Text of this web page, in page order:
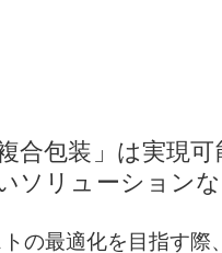
合包装」は実現
ソリューション
の最適化を目指す際